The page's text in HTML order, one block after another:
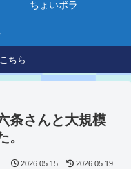
ちょいボラ
ちら
条さんと大規模
。
2026.05.15 2026.05.19